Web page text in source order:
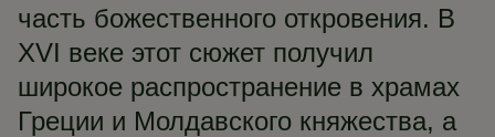
часть божественного откровения. В
XVI веке этот сюжет получил
широкое распространение в храмах
Греции и Молдавского княжества, а